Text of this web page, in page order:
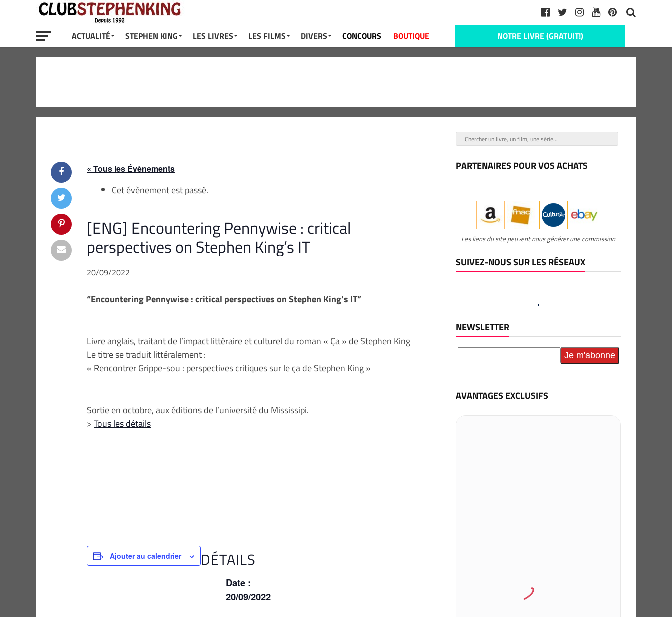
ACTUALITÉ STEPHEN KING LES LIVRES LES FILMS DIVERS CONCOURS BOUTIQUE NOTRE LIVRE (GRATUIT!)
« Tous les Évènements
Cet évènement est passé.
[ENG] Encountering Pennywise : critical
perspectives on Stephen King’s IT
20/09/2022
“Encountering Pennywise : critical perspectives on Stephen King’s IT”
Livre anglais, traitant de l’impact littéraire et culturel du roman « Ça » de Stephen King
Le titre se traduit littéralement :
« Rencontrer Grippe-sou : perspectives critiques sur le ça de Stephen King »
Sortie en octobre, aux éditions de l’université du Mississipi.
>Tous les détails
Ajouter au calendrier DÉTAILS
Date :
20/09/2022
PARTENAIRES POUR VOS ACHATS
Les liens du site peuvent nous générer une commission
SUIVEZ-NOUS SUR LES RÉSEAUX
NEWSLETTER
AVANTAGES EXCLUSIFS